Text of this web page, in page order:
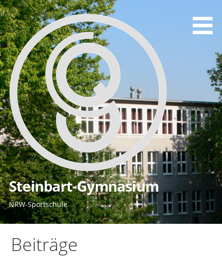
Zum
Inhalt
springen
Steinbart-Gymnasium
NRW-Sportschule
Beiträge